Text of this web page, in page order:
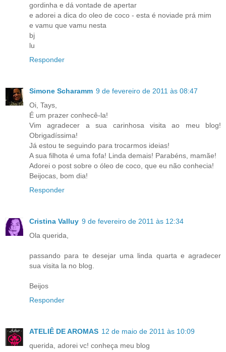
gordinha e dá vontade de apertar
e adorei a dica do oleo de coco - esta é noviade prá mim
e vamu que vamu nesta
bj
lu
Responder
Simone Scharamm 9 de fevereiro de 2011 às 08:47
Oi, Tays,
É um prazer conhecê-la!
Vim agradecer a sua carinhosa visita ao meu blog!
Obrigadíssima!
Já estou te seguindo para trocarmos ideias!
A sua filhota é uma fofa! Linda demais! Parabéns, mamãe!
Adorei o post sobre o óleo de coco, que eu não conhecia!
Beijocas, bom dia!
Responder
Cristina Valluy 9 de fevereiro de 2011 às 12:34
Ola querida,
passando para te desejar uma linda quarta e agradecer
sua visita la no blog.
Beijos
Responder
ATELIÊ DE AROMAS 12 de maio de 2011 às 10:09
querida, adorei vc! conheça meu blog